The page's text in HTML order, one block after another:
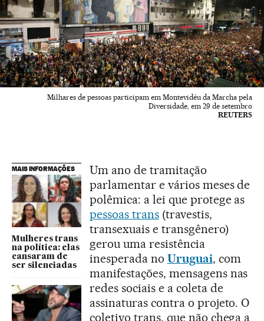
Milhares de pessoas participam em Montevidéu da Marcha pela
Diversidade, em 29 de setembro
REUTERS
MAIS INFORMAÇÕES
Mulheres trans
na política: elas
cansaram de
ser silenciadas
Um ano de tramitação
parlamentar e vários meses de
polêmica: a lei que protege as
pessoas trans(travestis,
transexuais e transgênero)
gerou uma resistência
inesperada no Uruguai, com
manifestações, mensagens nas
redes sociais e a coleta de
assinaturas contra o projeto. O
coletivo trans, que não chega a